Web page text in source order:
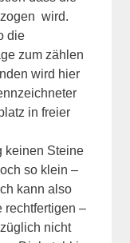
wird.
die
zum zählen
wird hier
in freier
keinen Steine
so klein –
kann also
rechtfertigen –
nicht